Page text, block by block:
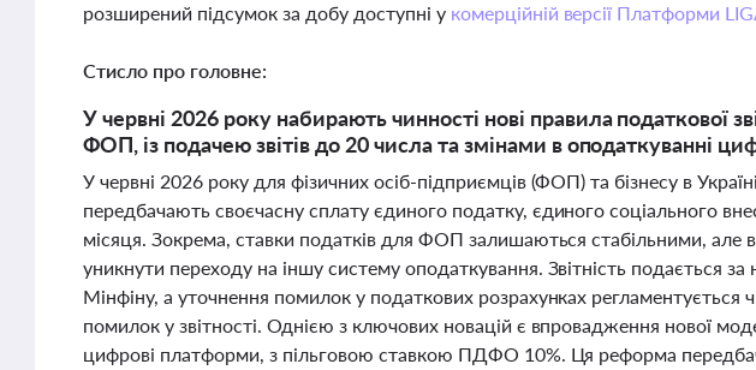
розширений підсумок за добу доступні у комерційній версії Платформи
Стисло про головне:
У червні 2026 року набирають чинності нові правила податкової
ФОП, із подачею звітів до 20 числа та змінами в оподаткуванні
У червні 2026 року для фізичних осіб-підприємців (ФОП) та бізнесу в
передбачають своєчасну сплату єдиного податку, єдиного соціального
місяця. Зокрема, ставки податків для ФОП залишаються стабільними,
уникнути переходу на іншу систему оподаткування. Звітність подається
Мінфіну, а уточнення помилок у податкових розрахунках
помилок у звітності. Однією з ключових новацій є впровадження нової
цифрові платформи, з пільговою ставкою ПДФО 10%. Ця реформа